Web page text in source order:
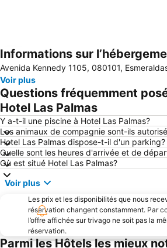
Agrandir la carte
Informations sur
Avenida Kennedy 1105, 080101,
Voir plus
Questions fréquemment
Hotel Las Palmas
Y a-t-il une piscine à Hotel Las Palmas?
Les animaux de compagnie sont-ils
Hotel Las Palmas dispose-t-il d'un parking?
Quelle sont les heures d'arrivée et de
Où est situé Hotel Las Palmas?
Voir plus
Les prix et les disponibilités que nous
réservation changent constamment. Par
l’offre affichée sur trivago ne soit pas la
réservation.
Parmi les Hôtels les mieux